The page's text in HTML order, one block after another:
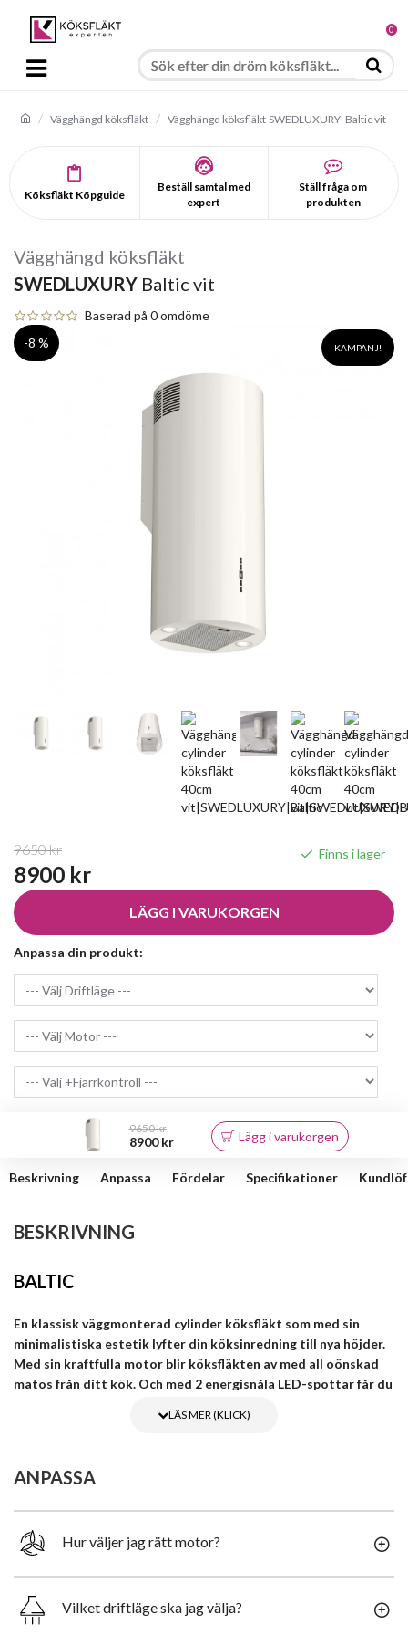
0
Vägghängd köksfläkt Vägghängd köksfläkt SWEDLUXURY Baltic vit
Köksfläkt Köpguide
Beställ samtal med
expert
Ställ fråga om
produkten
Vägghängd köksfläkt
SWEDLUXURY Baltic vit
Baserad på 0 omdöme
KAMPANJ!
-8 %
8900 kr
9650 kr Finns i lager
Anpassa din produkt:
LÄGG I VARUKORGEN
9650 kr
8900 kr Lägg i varukorgen
Beskrivning Anpassa Fördelar Specifikationer
BESKRIVNING
BALTIC
En klassisk väggmonterad cylinder köksfläkt som med sin
minimalistiska estetik lyfter din köksinredning till nya höjder.
Med sin kraftfulla motor blir köksfläkten av med all oönskad
matos från ditt kök. Och med 2 energisnåla LED-spottar får du
pålitliga tekniken.
Energisnål och behaglig LED-belysning med en temperatur på
3000K erbjuder en snygg belysning som fungerar både som
rumsdekoration och praktiskt komplement till övriga
köksbelysningen.
Styrning av köksfläkten sker via soft touch knappar som har
placerats centralt på kåpans framsida. Här kan du enkelt styra över
ANPASSA
Hur väljer jag rätt motor?
Vilket driftläge ska jag välja?